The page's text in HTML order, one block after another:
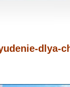
dlya-